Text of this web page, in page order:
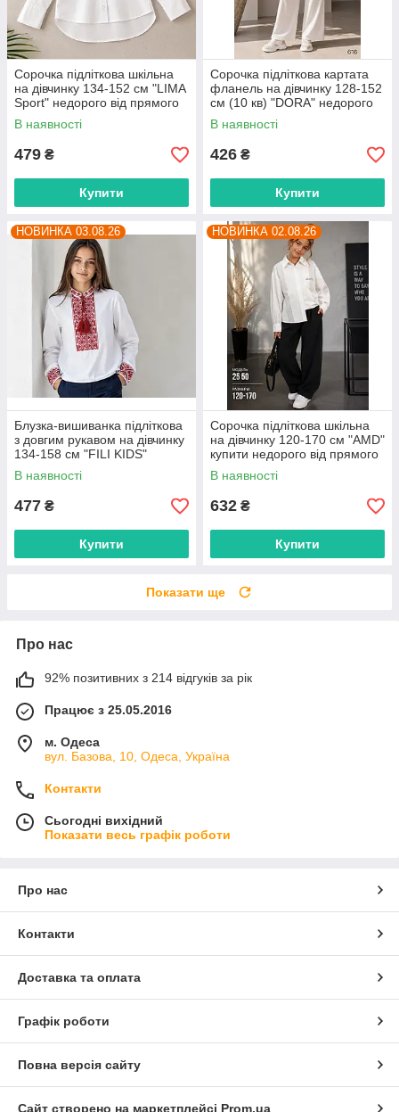
Сорочка підліткова шкільна
на дівчинку 134-152 см "LIMA
Sport" недорого від прямого
постачальника
В наявності
479 ₴
Купити
Сорочка підліткова картата
фланель на дівчинку 128-152
см (10 кв) "DORA" недорого
від прямого постачальника
В наявності
426 ₴
Купити
НОВИНКА 03.08.26
Блузка-вишиванка підліткова
з довгим рукавом на дівчинку
134-158 см "FILI KIDS"
недорого від прямого
постачальника
В наявності
477 ₴
Купити
НОВИНКА 02.08.26
Сорочка підліткова шкільна
на дівчинку 120-170 см "AMD"
купити недорого від прямого
постачальника
В наявності
632 ₴
Купити
Показати ще
Про нас
92% позитивних з 214 відгуків за рік
Працює з 25.05.2016
м. Одеса
вул. Базова, 10, Одеса, Україна
Контакти
Сьогодні вихідний
Показати весь графік роботи
Про нас
Контакти
Доставка та оплата
Графік роботи
Повна версія сайту
Сайт створено на маркетплейсі Prom.ua